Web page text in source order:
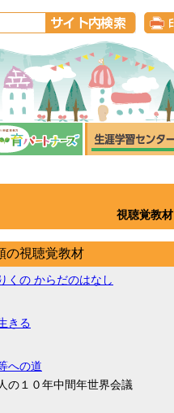
視聴覚教材
の視聴覚教材
くの からだのはなし
きる
への道
の１０年中間年世界会議